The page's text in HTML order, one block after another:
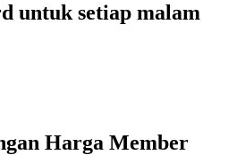
untuk setiap malam
Harga Member